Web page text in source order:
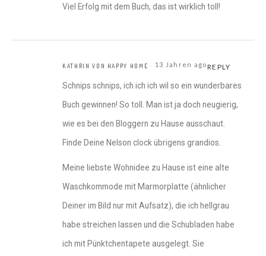
Viel Erfolg mit dem Buch, das ist wirklich toll!
KATHRIN VON HAPPY HOME 13 Jahren agoREPLY
Schnips schnips, ich ich ich wil so ein wunderbares
Buch gewinnen! So toll. Man ist ja doch neugierig,
wie es bei den Bloggern zu Hause ausschaut.
Finde Deine Nelson clock übrigens grandios.
Meine liebste Wohnidee zu Hause ist eine alte
Waschkommode mit Marmorplatte (ähnlicher
Deiner im Bild nur mit Aufsatz), die ich hellgrau
habe streichen lassen und die Schubladen habe
ich mit Pünktchentapete ausgelegt. Sie